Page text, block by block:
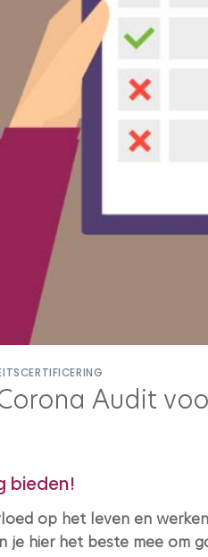
Audit
bieden!
op het leven en
je hier het beste mee om